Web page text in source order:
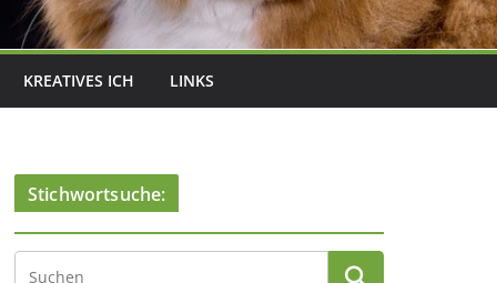
KREATIVES ICH LINKS
Stichwortsuche: